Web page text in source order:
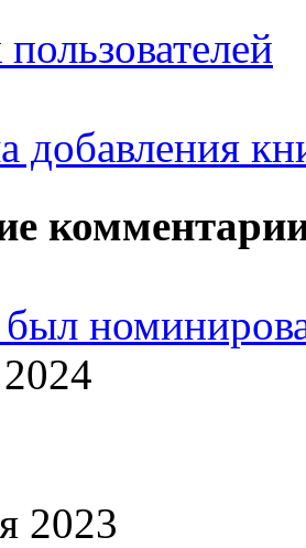
добавления
2023